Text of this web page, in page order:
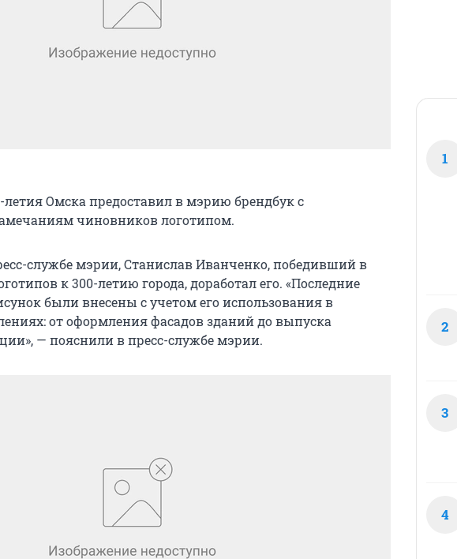
летия Омска предоставил в мэрию брендбук с
чиновников логотипом.
службе мэрии, Станислав Иванченко, победивший в
к 300-летию города, доработал его. «Последние
были внесены с учетом его использования в
от оформления фасадов зданий до выпуска
— пояснили в пресс-службе мэрии.
1
2
3
4